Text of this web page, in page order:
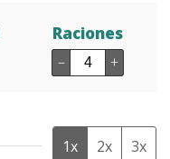
Raciones
– +
1x 2x 3x